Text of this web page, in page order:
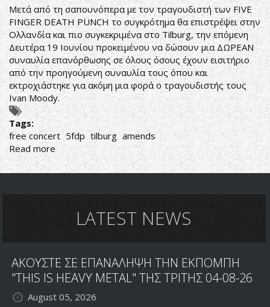
Μετά από τη σαπουνόπερα με τον τραγουδιστή των FIVE
FINGER DEATH PUNCH το συγκρότημα θα επιστρέψει στην
Ολλανδία και πιο συγκεκριμένα στο Tilburg, την επόμενη
Δευτέρα 19 Ιουνίου προκειμένου να δώσουν μια ΔΩΡΕΑΝ
συναυλία επανόρθωσης σε όλους όσους έχουν εισιτήριο
από την προηγούμενη συναυλία τους όπου και
εκτροχιάστηκε για ακόμη μια φορά ο τραγουδιστής τους
Ivan Moody.
Tags:
free concert 5fdp tilburg amends
Read more about
FIVE
FINGER
ΔΩΡΕΑΝ
ΣΥΝΑΥΛΙΑ
TILBURG
LATEST NEWS
ΑΚΟΥΣΤΕ ΣΕ ΕΠΑΝΑΛΗΨΗ ΤΗΝ ΕΚΠΟΜΠΗ
"THIS IS HEAVY METAL" ΤΗΣ ΤΡΙΤΗΣ 04-08-26
August 05, 2026